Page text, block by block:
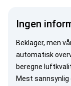
Ingen
Beklager, men
automatisk
beregne
Mest